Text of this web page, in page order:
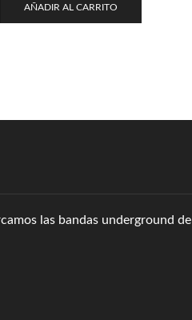
AÑADIR AL CARRITO
las bandas underground de